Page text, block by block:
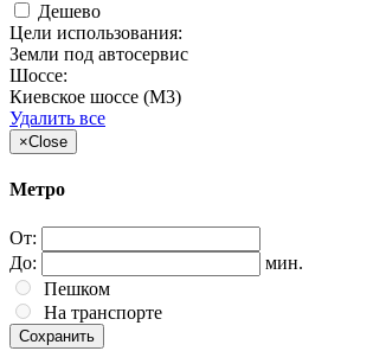
Дешево
Цели использования:
Земли под автосервис
Шоссе:
Киевское шоссе (М3)
Удалить все
×Close
Метро
От:
До:
мин.
Пешком
На транспорте
Сохранить